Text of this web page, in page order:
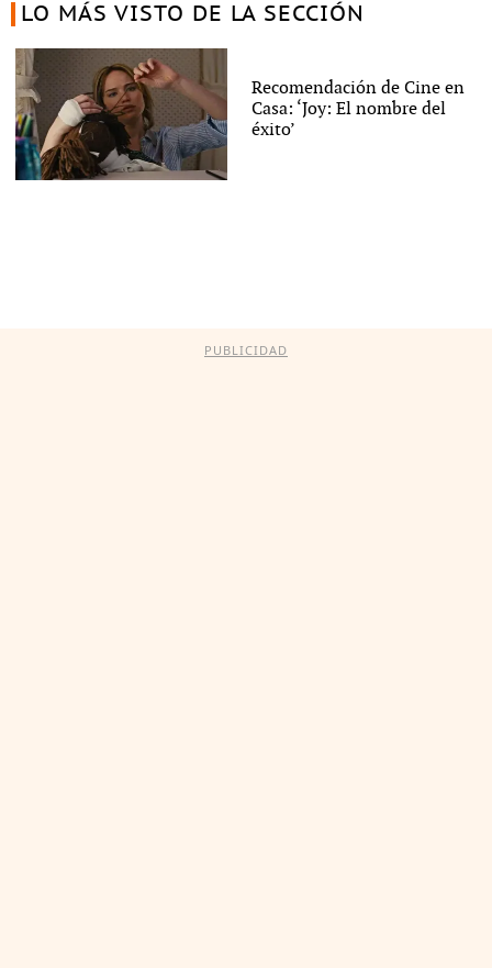
LO MÁS VISTO DE LA SECCIÓN
Recomendación de Cine en
Casa: ‘Joy: El nombre del
éxito’
PUBLICIDAD